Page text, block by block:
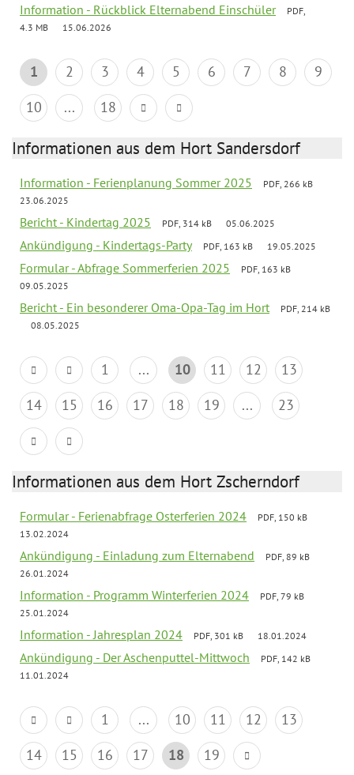
Information - Rückblick Elternabend Einschüler
PDF,
4.3 MB
15.06.2026
1 2 3 4 5 6 7 8
9
10
... 18
Informationen aus dem Hort Sandersdorf
Information - Ferienplanung Sommer 2025
PDF, 266 kB
23.06.2025
Bericht - Kindertag 2025 PDF, 314 kB 05.06.2025
Ankündigung - Kindertags-Party PDF, 163 kB 19.05.2025
Formular - Abfrage Sommerferien 2025
PDF, 163 kB
09.05.2025
Bericht - Ein besonderer Oma-Opa-Tag im Hort
PDF, 214 kB
08.05.2025
1 ... 10 11 12
13
14
15 16 17 18 19 ... 23
Informationen aus dem Hort Zscherndorf
Formular - Ferienabfrage Osterferien 2024
PDF, 150 kB
13.02.2024
Ankündigung - Einladung zum Elternabend
PDF, 89 kB
26.01.2024
Information - Programm Winterferien 2024
PDF, 79 kB
25.01.2024
Information - Jahresplan 2024 PDF, 301 kB 18.01.2024
Ankündigung - Der Aschenputtel-Mittwoch
PDF, 142 kB
11.01.2024
1 ... 10 11 12
13
14
15 16 17 18 19